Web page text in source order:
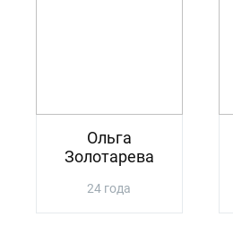
Ольга
Золотарева
24 года